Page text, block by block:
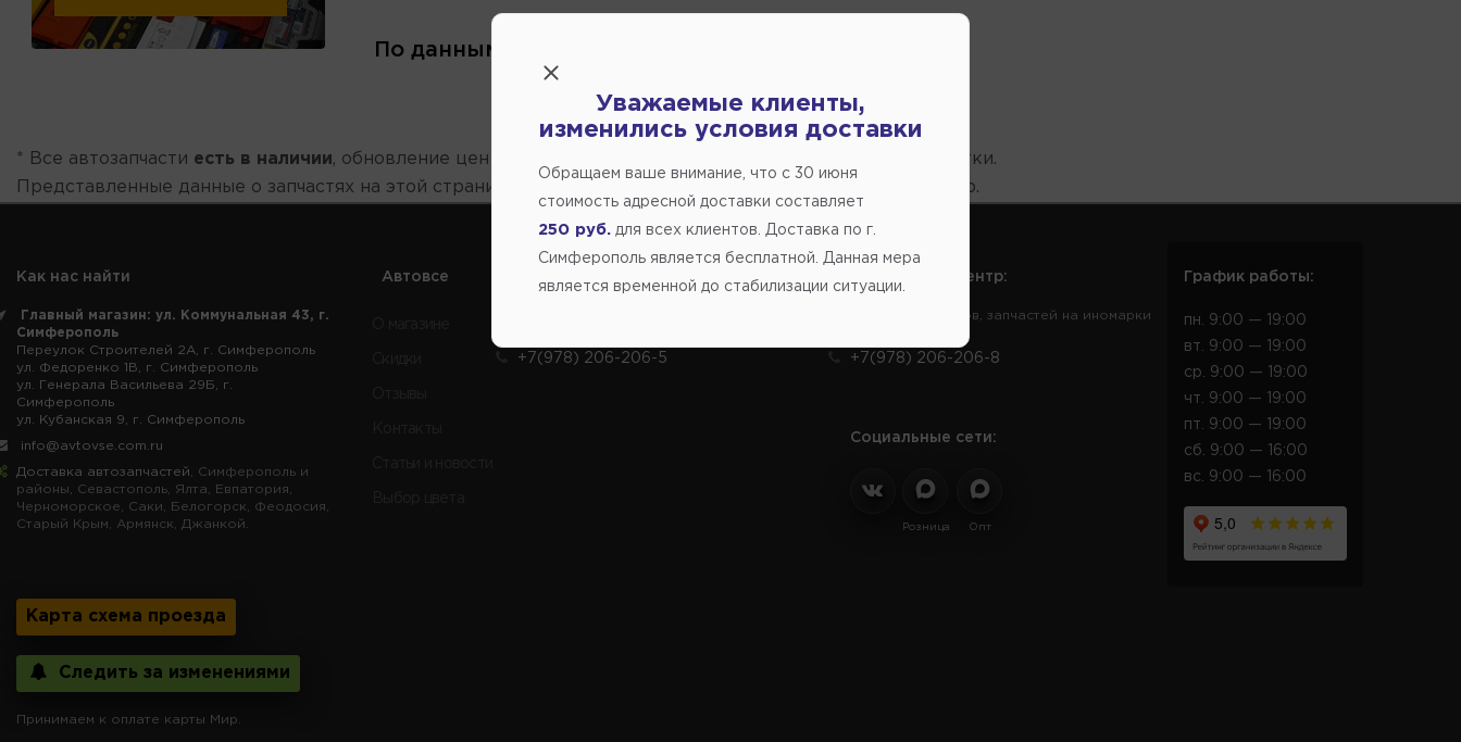
По данным параметрам нет товаров.
* Все автозапчасти есть в наличии, обновление цен и остатков на товары проходит несколько раз в сутки.
Представленные данные о запчастях на этой странице несут исключительно информационный характер.
Как нас найти
Главный магазин: ул. Коммунальная 43, г.
Симферополь
Переулок Строителей 2А, г. Симферополь
ул. Федоренко 1В, г. Симферополь
ул. Генерала Васильева 29Б, г.
Симферополь
ул. Кубанская 9, г. Симферополь
info@avtovse.com.ru
Доставка автозапчастей , Симферополь и
районы, Севастополь, Ялта, Евпатория,
Черноморское, Саки, Белогорск, Феодосия,
Старый Крым, Армянск, Джанкой.
Карта схема проезда
Следить за изменениями
Принимаем к оплате карты Мир.
Автовсе
+7(978) 206-206-5
Справочный центр:
Заказ шин, дисков, запчастей на иномарки
+7(978) 206-206-8
Социальные сети:
Розница Опт
График работы:
пн. 9:00 — 19:00
вт. 9:00 — 19:00
ср. 9:00 — 19:00
чт. 9:00 — 19:00
пт. 9:00 — 19:00
сб. 9:00 — 16:00
вс. 9:00 — 16:00
Уважаемые клиенты,
изменились условия доставки
Обращаем ваше внимание, что c 30 июня
стоимость адресной доставки составляет
250 руб. для всех клиентов. Доставка по г.
Симферополь является бесплатной. Данная мера
является временной до стабилизации ситуации.